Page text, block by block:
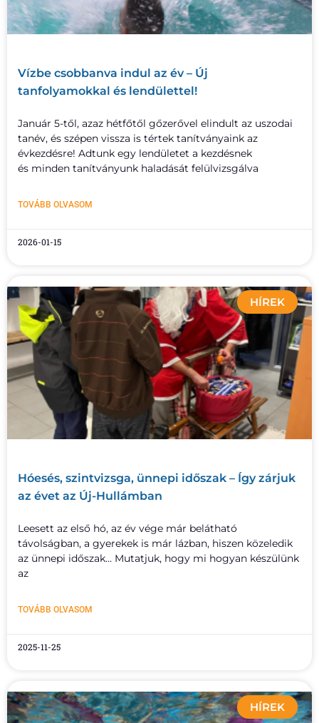
Vízbe csobbanva indul az év – Új
tanfolyamokkal és lendülettel!
Január 5-től, azaz hétfőtől gőzerővel elindult az uszodai
tanév, és szépen vissza is tértek tanítványaink az
évkezdésre! Adtunk egy lendületet a kezdésnek
és minden tanítványunk haladását felülvizsgálva
TOVÁBB OLVASOM
2026-01-15
HÍREK
Hóesés, szintvizsga, ünnepi időszak – Így zárjuk
az évet az Új-Hullámban
Leesett az első hó, az év vége már belátható
távolságban, a gyerekek is már lázban, hiszen közeledik
az ünnepi időszak… Mutatjuk, hogy mi hogyan készülünk
az
TOVÁBB OLVASOM
2025-11-25
HÍREK